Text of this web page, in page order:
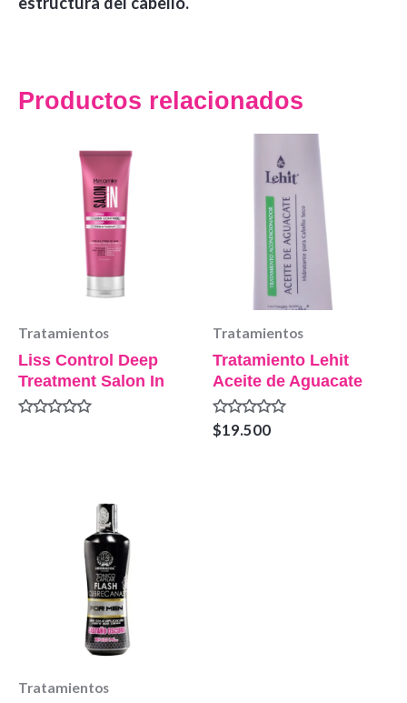
Productos relacionados
Tratamientos
Liss Control Deep
Treatment Salon In
Tratamientos
Tratamiento Lehit
Aceite de Aguacate
Valorado
en
$19.500
Tratamientos